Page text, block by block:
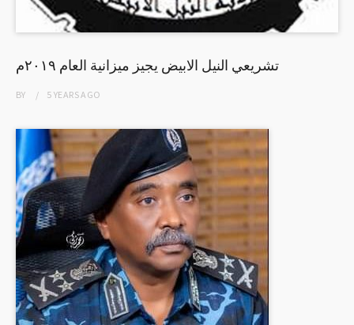
تشريعي النيل الابيض يجيز ميزانية العام ٢٠١٩م
BY 5 YEARSAGO